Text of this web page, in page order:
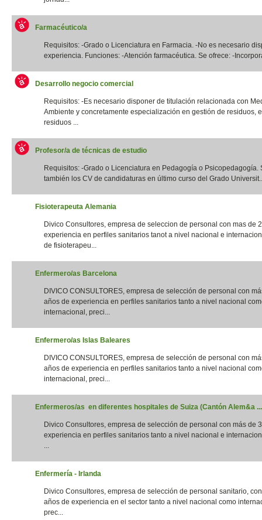
Farmacéutico/a
Requisitos: -Grado o Licenciatura en Farmacia. -No es necesario
experiencia. Funciones: -Atención farmacéutica. Se ofrece: -
Desarrollo negocio comercial
Requisitos: -Es necesario disponer de titulación relacionada con
Ambiente y concretamente especialización en gestión de residuos,
residuos ...
Profesor/a de técnicas de estudio
Requisitos: -Grado o Licenciatura en Pedagogía o Psicopedagogía.
también los CV de candidaturas en último curso del Grado
Fisioterapeuta Alemania
Divico Consultores, empresa de seleccion de personal con mas de
experiencia en perfiles sanitarios tanot a nivel nacional e
de fisioterapeu...
Enfermero/as Barcelona
DIVICO CONSULTORES, empresa de selección de personal con
años de experiencia en perfiles sanitarios tanto a nivel nacional
internacional, preci...
Enfermero/as Islas Baleares
DIVICO CONSULTORES, empresa de selección de personal con
años de experiencia en perfiles sanitarios tanto a nivel nacional
internacional, preci...
Enfermeros/as en diferentes hospitales de Suiza (Cantón Alem&a ...
Divico Consultores, empresa de selección de personal con más de
experiencia en perfiles sanitarios tanto a nivel nacional e
...
Enfermería - Irlanda
Divico Consultores, empresa de selección de personal sanitario,
años de experiencia en el sector tanto a nivel nacional como
prec...